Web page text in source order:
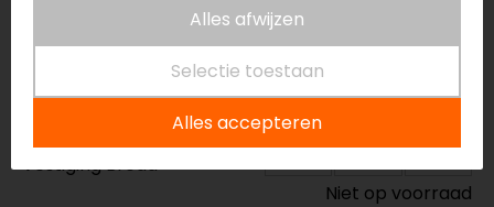
Maat:40
Vestiging Apeldoorn
Vestiging Breda
Niet op voorraad
Alles afwijzen
Selectie toestaan
Alles accepteren